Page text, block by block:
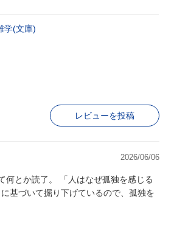
学(文庫)
レビューを投稿
2026/06/06
ぜ孤独を感じる
基づいて掘り下げているので、孤独を